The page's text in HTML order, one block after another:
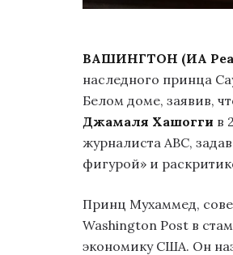
ВАШИНГТОН (ИА
наследного принца
Белом доме, заявив,
Джамаля Хашогги в
журналиста ABC,
фигурой» и
Принц Мухаммед,
Washington Post в
экономику США. Он